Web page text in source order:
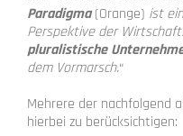
Paradigma (Orange) ist
Perspektive der
pluralistische
dem Vormarsch.“
Mehrere der nachfolgend
hierbei zu berücksichtigen: